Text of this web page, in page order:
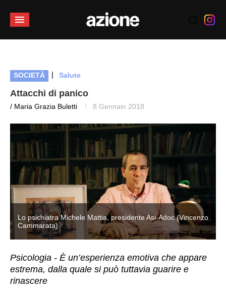
SOCIETÀ | Salute
Attacchi di panico
/ Maria Grazia Buletti 8 Gennaio 2018
Lo psichiatra Michele Mattia, presidente Asi-Adoc (Vincenzo
Cammarata)
Psicologia - È un’esperienza emotiva che appare
estrema, dalla quale si può tuttavia guarire e
rinascere